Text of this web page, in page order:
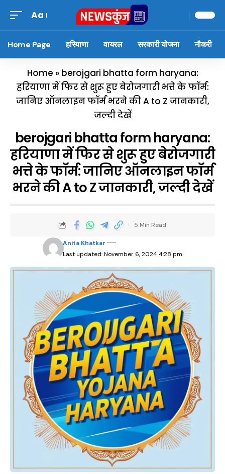
Aa
Home Page हरियाणा वायरल सरकारी योजना नौकरी
Home » berojgari bhatta form haryana:
हरियाणा में फिर से शुरू हुए बेरोजगारी भत्ते के फॉर्म:
जानिए ऑनलाइन फॉर्म भरने की A to Z जानकारी,
जल्दी देखें
berojgari bhatta form haryana:
हरियाणा में फिर से शुरू हुए बेरोजगारी
भत्ते के फॉर्म: जानिए ऑनलाइन फॉर्म
भरने की A to Z जानकारी, जल्दी देखें
Last updated: November 6, 2024 4:28 pm
Anita Khatkar
5 Min Read